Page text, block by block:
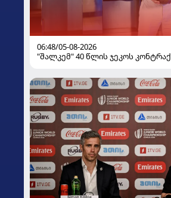
06:48/05-08-2026
"შალკემ" 40 წლის ჯეკოს